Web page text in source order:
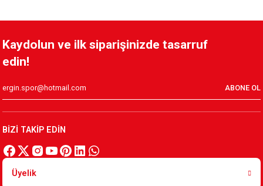
ARMA 1912 PORSELEN MUG
449,90 TL
Kaydolun ve ilk siparişinizde tasarruf
edin!
ABONE OL
BİZİ TAKİP EDİN
Üyelik